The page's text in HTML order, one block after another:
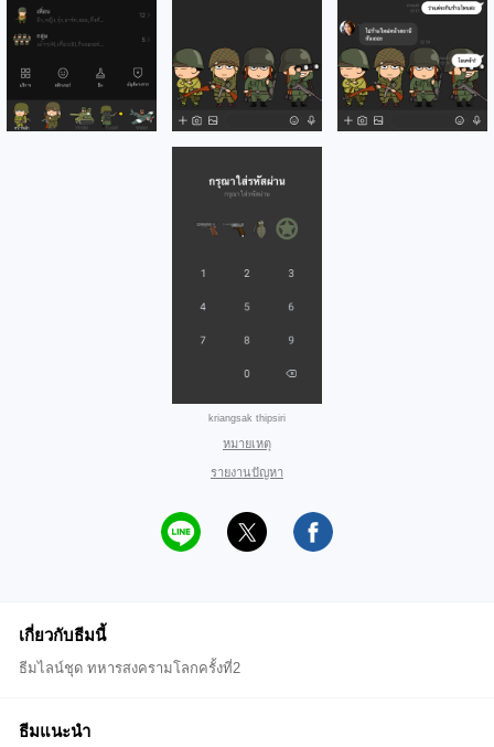
kriangsak thipsiri
หมายเหตุ
รายงานปัญหา
เกี่ยวกับธีมนี้
ธีมไลน์ชุด ทหารสงครามโลกครั้งที่2
ธีมแนะนำ